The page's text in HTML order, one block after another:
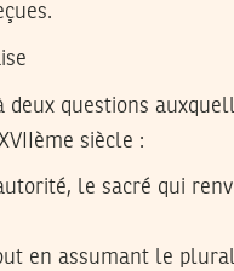
deux questions
siècle :
le sacré qui
en assumant le